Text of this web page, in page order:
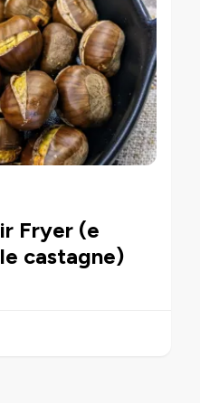
Fryer (e
castagne)